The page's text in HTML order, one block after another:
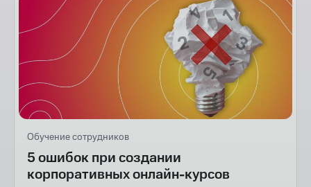
Обучение сотрудников
5 ошибок при создании
корпоративных онлайн-курсов